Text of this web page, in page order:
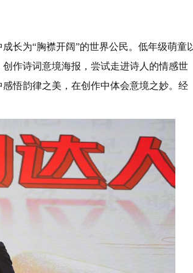
长为“胸襟开阔”的世界公民。低年级萌童
作诗词意境海报，尝试走进诗人的情感世
悟韵律之美，在创作中体会意境之妙。经